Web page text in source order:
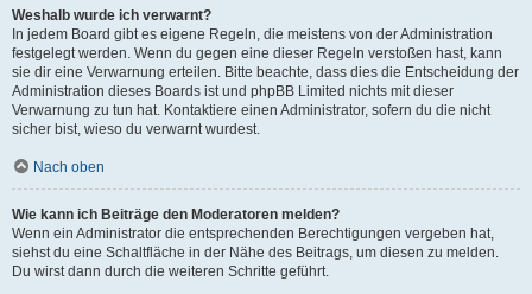
Weshalb wurde ich verwarnt?
In jedem Board gibt es eigene Regeln, die meistens von der Administration
festgelegt werden. Wenn du gegen eine dieser Regeln verstoßen hast, kann
sie dir eine Verwarnung erteilen. Bitte beachte, dass dies die Entscheidung der
Administration dieses Boards ist und phpBB Limited nichts mit dieser
Verwarnung zu tun hat. Kontaktiere einen Administrator, sofern du die nicht
sicher bist, wieso du verwarnt wurdest.
Nach oben
Wie kann ich Beiträge den Moderatoren melden?
Wenn ein Administrator die entsprechenden Berechtigungen vergeben hat,
siehst du eine Schaltfläche in der Nähe des Beitrags, um diesen zu melden.
Du wirst dann durch die weiteren Schritte geführt.